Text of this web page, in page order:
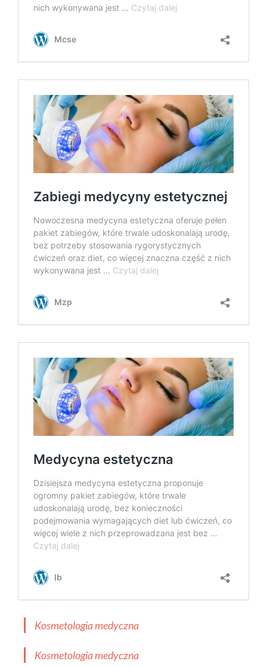
Kosmetologia medyczna
Kosmetologia medyczna